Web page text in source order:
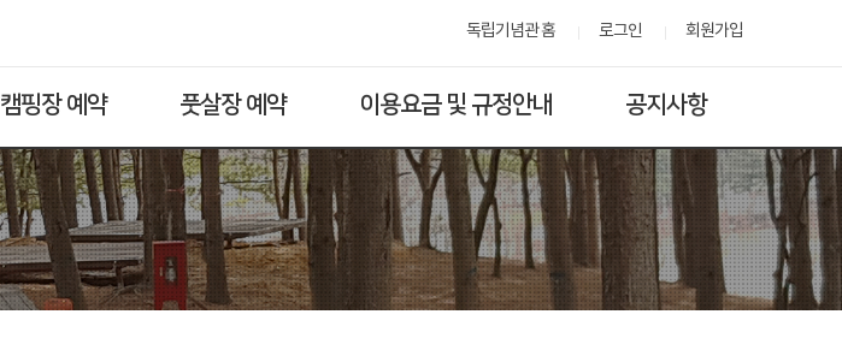
독립기념관 홈 로그인 회원가입
캠핑장 예약 풋살장 예약 이용요금 및 규정안내 공지사항